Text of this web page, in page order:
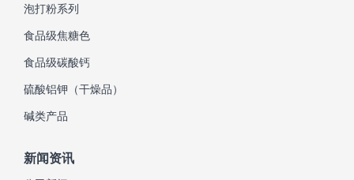
泡打粉系列
食品级焦糖色
食品级碳酸钙
硫酸铝钾（干燥品）
碱类产品
新闻资讯